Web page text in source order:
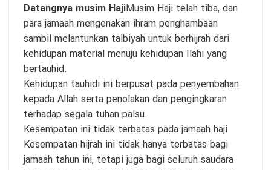
Datangnya musim HajiMusim Haji telah tiba, dan
para jamaah mengenakan ihram penghambaan
sambil melantunkan talbiyah untuk berhijrah dari
kehidupan material menuju kehidupan Ilahi yang
bertauhid.
Kehidupan tauhidi ini berpusat pada penyembahan
kepada Allah serta penolakan dan pengingkaran
terhadap segala tuhan palsu.
Kesempatan ini tidak terbatas pada jamaah haji
Kesempatan hijrah ini tidak hanya terbatas bagi
jamaah tahun ini, tetapi juga bagi seluruh saudara